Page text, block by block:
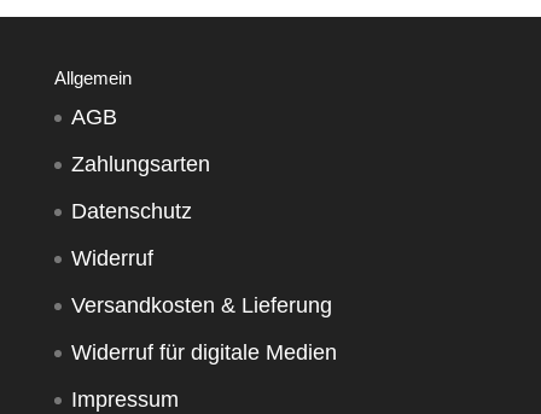
Allgemein
AGB
Zahlungsarten
Datenschutz
Widerruf
Versandkosten & Lieferung
Widerruf für digitale Medien
Impressum